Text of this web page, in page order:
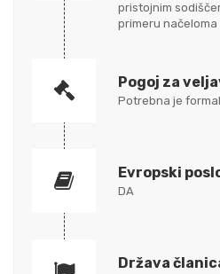
pristojnim
primeru
Pogoj za
Potrebna je
Evropski
DA
Država